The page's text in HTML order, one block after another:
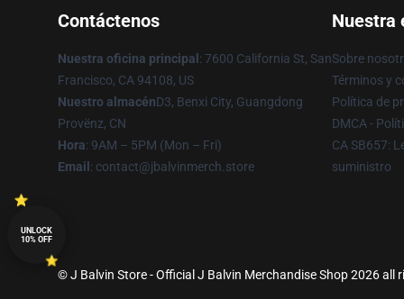
Contáctenos
Nuestra oficina principal : 7600 California St, San
Francisco, CA 94108, US
Nuestro almacénD3, Benxi City, Guangdong
Provënz, CN
Hora: 9AM – 5PM (Mon – Fri)
Email : contact@jbalvinmerch.store
Nuestra
Sobre
Términos y
Política de
DMCA -
CA SB657:
suministro
© J Balvin Store - Official J Balvin Merchandise Shop 2026 all
UNLOCK
10% OFF